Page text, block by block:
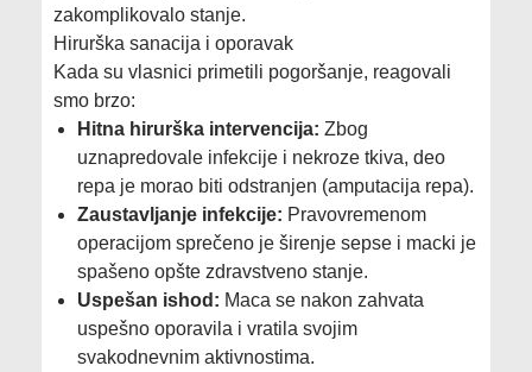
zakomplikovalo stanje.
Hirurška sanacija i oporavak
Kada su vlasnici primetili pogoršanje, reagovali
smo brzo:
Hitna hirurška intervencija: Zbog
uznapredovale infekcije i nekroze tkiva, deo
repa je morao biti odstranjen (amputacija repa).
Zaustavljanje infekcije: Pravovremenom
operacijom sprečeno je širenje sepse i macki je
spašeno opšte zdravstveno stanje.
Uspešan ishod: Maca se nakon zahvata
uspešno oporavila i vratila svojim
svakodnevnim aktivnostima.